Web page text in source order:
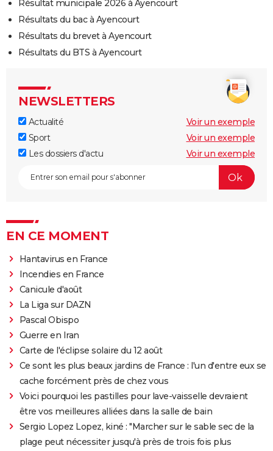
Résultat municipale 2026 à Ayencourt
Résultats du bac à Ayencourt
Résultats du brevet à Ayencourt
Résultats du BTS à Ayencourt
NEWSLETTERS
Actualité
Voir un exemple
Sport
Voir un exemple
Les dossiers d'actu
Voir un exemple
EN CE MOMENT
Hantavirus en France
Incendies en France
Canicule d'août
La Liga sur DAZN
Pascal Obispo
Guerre en Iran
Carte de l'éclipse solaire du 12 août
Ce sont les plus beaux jardins de France : l'un d'entre eux se
cache forcément près de chez vous
Voici pourquoi les pastilles pour lave-vaisselle devraient
être vos meilleures alliées dans la salle de bain
Sergio Lopez Lopez, kiné : "Marcher sur le sable sec de la
plage peut nécessiter jusqu'à près de trois fois plus